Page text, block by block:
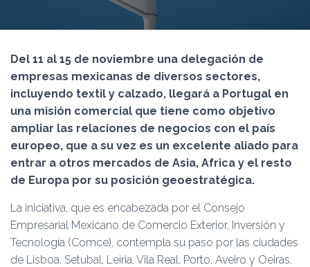
A
C
Del 11 al 15 de noviembre una delegación de
empresas mexicanas de diversos sectores,
incluyendo textil y calzado, llegará a Portugal en
una misión comercial que tiene como objetivo
ampliar las relaciones de negocios con el país
europeo, que a su vez es un excelente aliado para
entrar a otros mercados de Asia, Africa y el resto
de Europa por su posición geoestratégica.
La iniciativa, que es encabezada por el Consejo
Empresarial Mexicano de Comercio Exterior, Inversión y
Tecnología (Comce), contempla su paso por las ciudades
de Lisboa, Setubal, Leiria, Vila Real, Porto, Aveiro y Oeiras.